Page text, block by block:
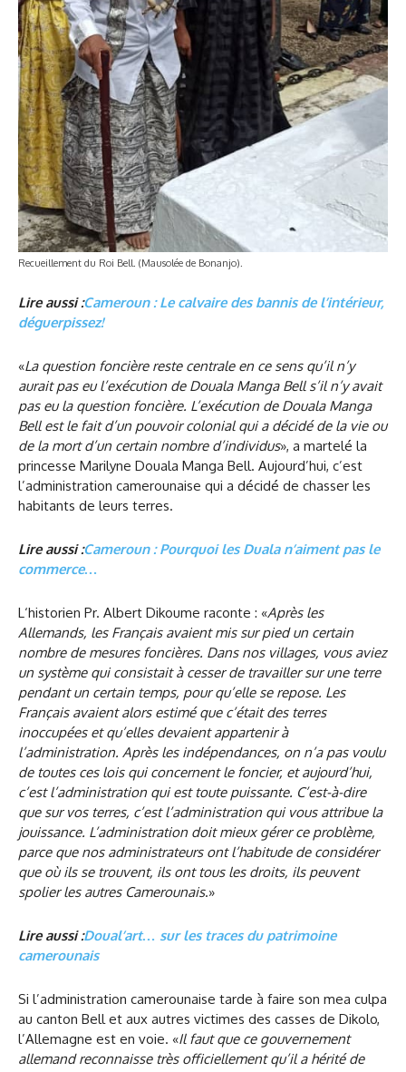
Recueillement du Roi Bell. (Mausolée de Bonanjo).
Lire aussi :Cameroun : Le calvaire des bannis de l’intérieur,
déguerpissez!
«La question foncière reste centrale en ce sens qu’il n’y
aurait pas eu l’exécution de Douala Manga Bell s’il n’y avait
pas eu la question foncière. L’exécution de Douala Manga
Bell est le fait d’un pouvoir colonial qui a décidé de la vie ou
de la mort d’un certain nombre d’individus», a martelé la
princesse Marilyne Douala Manga Bell. Aujourd’hui, c’est
l’administration camerounaise qui a décidé de chasser les
habitants de leurs terres.
Lire aussi :Cameroun : Pourquoi les Duala n’aiment pas le
commerce…
L‘historien Pr. Albert Dikoume raconte : «Après les
Allemands, les Français avaient mis sur pied un certain
nombre de mesures foncières. Dans nos villages, vous aviez
un système qui consistait à cesser de travailler sur une terre
pendant un certain temps, pour qu’elle se repose. Les
Français avaient alors estimé que c’était des terres
inoccupées et qu’elles devaient appartenir à
l’administration. Après les indépendances, on n’a pas voulu
de toutes ces lois qui concernent le foncier, et aujourd’hui,
c’est l’administration qui est toute puissante. C’est-à-dire
que sur vos terres, c’est l’administration qui vous attribue la
jouissance. L’administration doit mieux gérer ce problème,
parce que nos administrateurs ont l’habitude de considérer
que où ils se trouvent, ils ont tous les droits, ils peuvent
spolier les autres Camerounais.»
Lire aussi :Doual’art… sur les traces du patrimoine
camerounais
Si l’administration camerounaise tarde à faire son mea culpa
au canton Bell et aux autres victimes des casses de Dikolo,
l’Allemagne est en voie. «Il faut que ce gouvernement
allemand reconnaisse très officiellement qu’il a hérité de